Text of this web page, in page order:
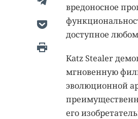
вредоносное
доступное
Katz Stealer
мгновенную
эволюционной
его